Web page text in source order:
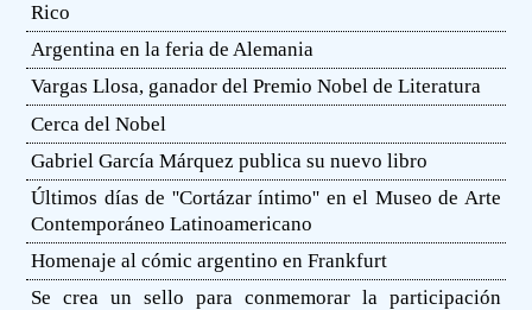
Rico
Argentina en la feria de Alemania
Vargas Llosa, ganador del Premio Nobel de Literatura
Cerca del Nobel
Gabriel García Márquez publica su nuevo libro
Últimos días de ''Cortázar íntimo'' en el Museo de Arte
Contemporáneo Latinoamericano
Homenaje al cómic argentino en Frankfurt
Se crea un sello para conmemorar la participación